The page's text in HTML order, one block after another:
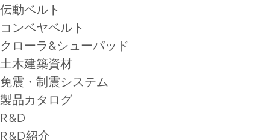
伝動ベルト
コンベヤベルト
クローラ&シューパッド
土木建築資材
免震・制震システム
製品カタログ
R&D
R&D紹介